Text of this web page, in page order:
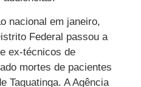
nacional em janeiro,
Federal passou a
ex-técnicos de
mortes de pacientes
Taguatinga. A Agência